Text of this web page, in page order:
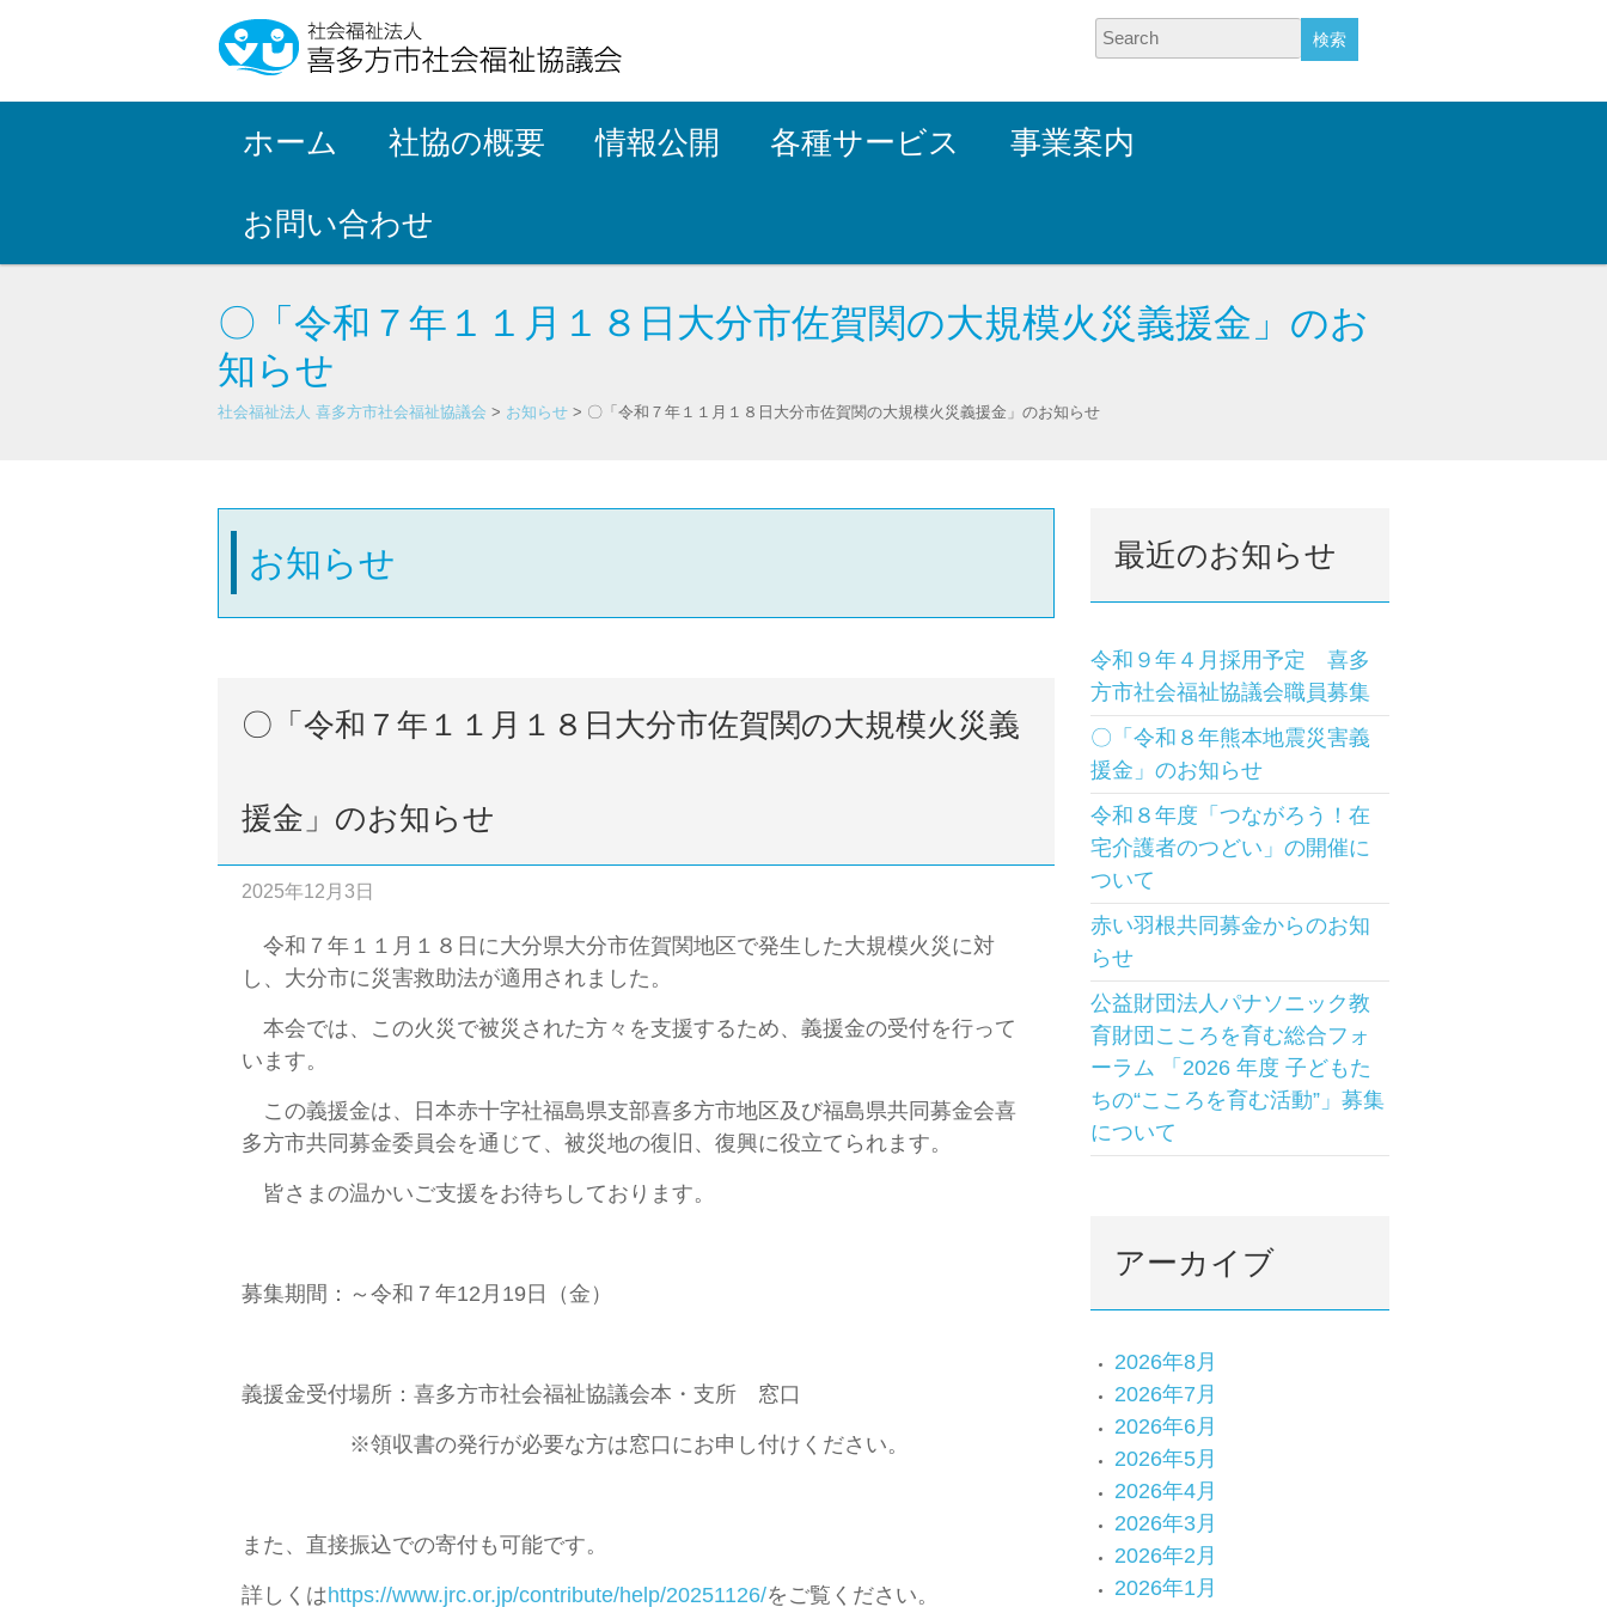
Search
ホーム 社協の概要 情報公開 各種サービス 事業案内
お問い合わせ
〇「令和７年１１月１８日大分市佐賀関の大規模火災義援金」のお
知らせ
社会福祉法人 喜多方市社会福祉協議会 > お知らせ > 〇「令和７年１１月１８日大分市佐賀関の大規模火災義援金」のお知らせ
お知らせ
〇「令和７年１１月１８日大分市佐賀関の大規模火災義
援金」のお知らせ
2025年12月3日
令和７年１１月１８日に大分県大分市佐賀関地区で発生した大規模火災に対
し、大分市に災害救助法が適用されました。
本会では、この火災で被災された方々を支援するため、義援金の受付を行って
います。
この義援金は、日本赤十字社福島県支部喜多方市地区及び福島県共同募金会喜
多方市共同募金委員会を通じて、被災地の復旧、復興に役立てられます。
皆さまの温かいご支援をお待ちしております。
募集期間：～令和７年12月19日（金）
義援金受付場所：喜多方市社会福祉協議会本・支所 窓口
※領収書の発行が必要な方は窓口にお申し付けください。
また、直接振込での寄付も可能です。
詳しくはhttps://www.jrc.or.jp/contribute/help/20251126/をご覧ください。
最近のお知らせ
令和９年４月採用予定 喜多
方市社会福祉協議会職員募集
〇「令和８年熊本地震災害義
援金」のお知らせ
令和８年度「つながろう！在
宅介護者のつどい」の開催に
ついて
赤い羽根共同募金からのお知
らせ
公益財団法人パナソニック教
育財団こころを育む総合フォ
ーラム 「2026 年度 子どもた
ちの“こころを育む活動”」募集
について
アーカイブ
2026年8月
2026年7月
2026年6月
2026年5月
2026年4月
2026年3月
2026年2月
2026年1月